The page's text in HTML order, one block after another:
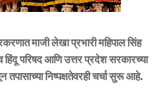
माजी लेखा प्रभारी महिपाल सिंह
परिषद आणि उत्तर प्रदेश सरकारच्या
निष्पक्षतेवरही चर्चा सुरू आहे.